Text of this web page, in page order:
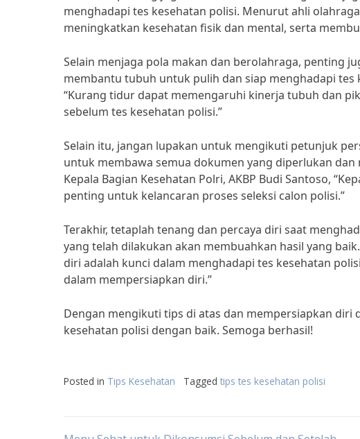
menghadapi tes kesehatan polisi. Menurut ahli
meningkatkan kesehatan fisik dan mental, serta
Selain menjaga pola makan dan berolahraga, penting
membantu tubuh untuk pulih dan siap menghadapi tes
“Kurang tidur dapat memengaruhi kinerja tubuh dan
sebelum tes kesehatan polisi.”
Selain itu, jangan lupakan untuk mengikuti petunjuk
untuk membawa semua dokumen yang diperlukan
Kepala Bagian Kesehatan Polri, AKBP Budi Santoso,
penting untuk kelancaran proses seleksi calon polisi.”
Terakhir, tetaplah tenang dan percaya diri saat
yang telah dilakukan akan membuahkan hasil yang
diri adalah kunci dalam menghadapi tes kesehatan
dalam mempersiapkan diri.”
Dengan mengikuti tips di atas dan mempersiapkan diri
kesehatan polisi dengan baik. Semoga berhasil!
Posted in Tips Kesehatan Tagged tips tes kesehatan polisi